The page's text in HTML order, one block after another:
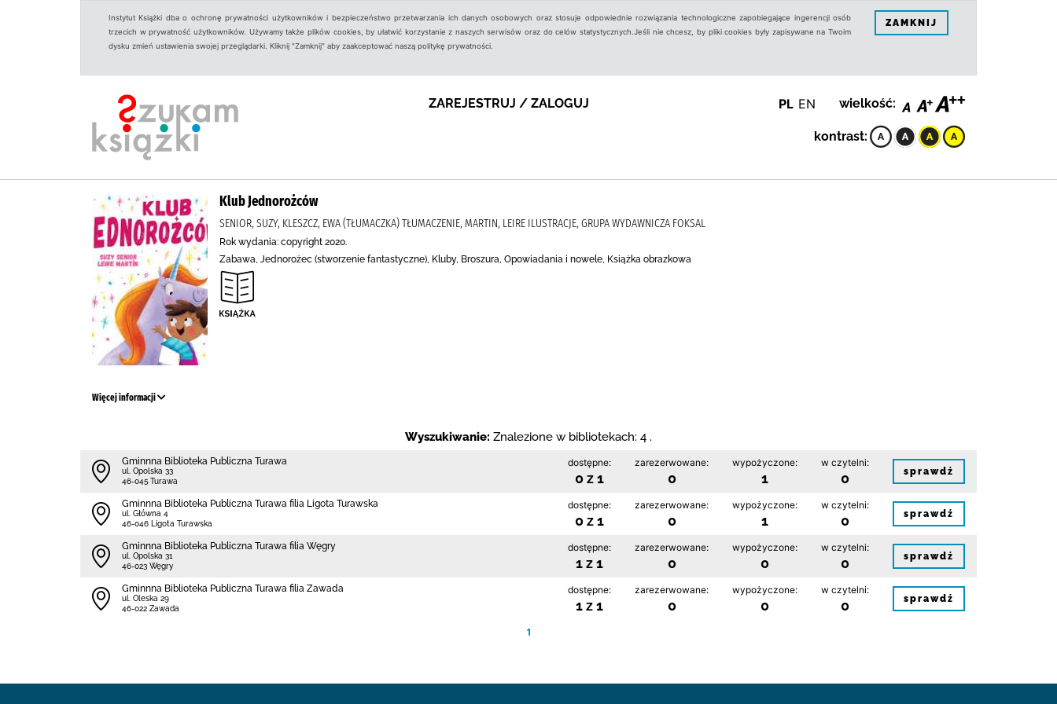
Instytut Książki dba o ochronę prywatności użytkowników i bezpieczeństwo przetwarzania ich danych osobowych oraz stosuje odpowiednie rozwiązania technologiczne zapobiegające ingerencji osób
trzecich w prywatność użytkowników. Używamy także plików cookies, by ułatwić korzystanie z naszych serwisów oraz do celów statystycznych.Jeśli nie chcesz, by pliki cookies były zapisywane na Twoim
dysku zmień ustawienia swojej przeglądarki. Kliknij "Zamknij" aby zaakceptować naszą politykę prywatności.
ZAMKNIJ
ZAREJESTRUJ / ZALOGUJ PL EN wielkość:
kontrast:
Klub Jednorożców
SENIOR, SUZY, KLESZCZ, EWA (TŁUMACZKA) TŁUMACZENIE, MARTIN, LEIRE ILUSTRACJE, GRUPA WYDAWNICZA FOKSAL
Rok wydania: copyright 2020.
Zabawa, Jednorożec (stworzenie fantastyczne), Kluby, Broszura, Opowiadania i nowele, Książka obrazkowa
Więcej informacji
Wyszukiwanie: Znalezione w bibliotekach: 4 .
Gminnna Biblioteka Publiczna Turawa
ul. Opolska 33
46-045 Turawa
dostępne:
0 z 1
zarezerwowane:
0
wypożyczone:
1
w czytelni:
0 sprawdź
Gminnna Biblioteka Publiczna Turawa filia Ligota Turawska
ul. Główna 4
46-046 Ligota Turawska
dostępne:
0 z 1
zarezerwowane:
0
wypożyczone:
1
w czytelni:
0 sprawdź
Gminnna Biblioteka Publiczna Turawa filia Węgry
ul. Opolska 31
46-023 Węgry
dostępne:
1 z 1
zarezerwowane:
0
wypożyczone:
0
w czytelni:
0 sprawdź
Gminnna Biblioteka Publiczna Turawa filia Zawada
ul. Oleska 29
46-022 Zawada
dostępne:
1 z 1
zarezerwowane:
0
wypożyczone:
0
w czytelni:
0 sprawdź
1